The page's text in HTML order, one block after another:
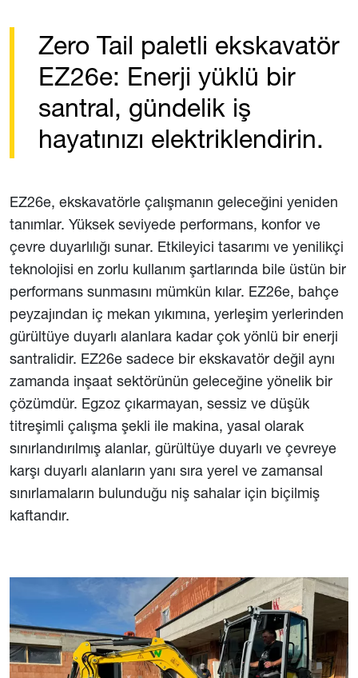
Zero Tail paletli ekskavatör
EZ26e: Enerji yüklü bir
santral, gündelik iş
hayatınızı elektriklendirin.
EZ26e, ekskavatörle çalışmanın geleceğini yeniden
tanımlar. Yüksek seviyede performans, konfor ve
çevre duyarlılığı sunar. Etkileyici tasarımı ve yenilikçi
teknolojisi en zorlu kullanım şartlarında bile üstün bir
performans sunmasını mümkün kılar. EZ26e, bahçe
peyzajından iç mekan yıkımına, yerleşim yerlerinden
gürültüye duyarlı alanlara kadar çok yönlü bir enerji
santralidir. EZ26e sadece bir ekskavatör değil aynı
zamanda inşaat sektörünün geleceğine yönelik bir
çözümdür. Egzoz çıkarmayan, sessiz ve düşük
titreşimli çalışma şekli ile makina, yasal olarak
sınırlandırılmış alanlar, gürültüye duyarlı ve çevreye
karşı duyarlı alanların yanı sıra yerel ve zamansal
sınırlamaların bulunduğu niş sahalar için biçilmiş
kaftandır.